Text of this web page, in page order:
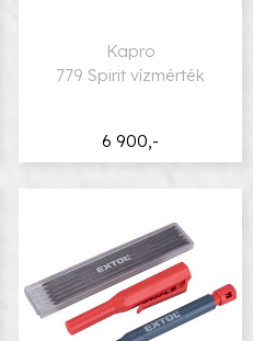
6 900,-
Kapro
779 Spirit vízmérték